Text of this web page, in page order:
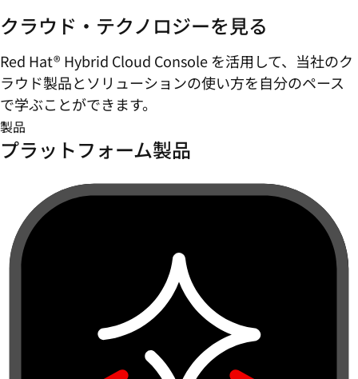
クラウド・テクノロジーを見る
Red Hat® Hybrid Cloud Console を活用して、当社のク
ラウド製品とソリューションの使い方を自分のペース
で学ぶことができます。
製品
プラットフォーム製品